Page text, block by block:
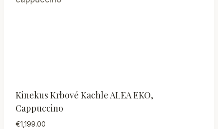
Kinekus Krbové Kachle ALEA EKO,
Cappuccino
€1,199.00